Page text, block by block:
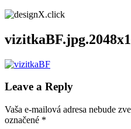
Leave a Reply
Vaša e-mailová adresa nebude
označené *